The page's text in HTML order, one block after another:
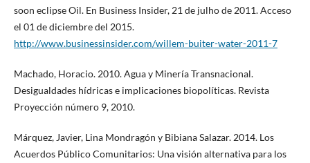
soon eclipse Oil. En Business Insider, 21 de julho de 2011. Acceso
el 01 de diciembre del 2015.
http://www.businessinsider.com/willem-buiter-water-2011-7
Machado, Horacio. 2010. Agua y Minería Transnacional.
Desigualdades hídricas e implicaciones biopolíticas. Revista
Proyección número 9, 2010.
Márquez, Javier, Lina Mondragón y Bibiana Salazar. 2014. Los
Acuerdos Público Comunitarios: Una visión alternativa para los